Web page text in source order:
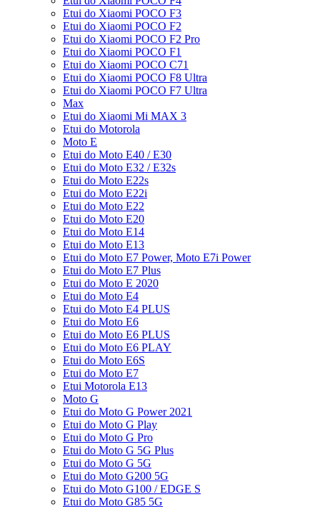
Etui do Xiaomi POCO F3
Etui do Xiaomi POCO F2
Etui do Xiaomi POCO F2 Pro
Etui do Xiaomi POCO F1
Etui do Xiaomi POCO C71
Etui do Xiaomi POCO F8 Ultra
Etui do Xiaomi POCO F7 Ultra
Max
Etui do Xiaomi Mi MAX 3
Etui do Motorola
Moto E
Etui do Moto E40 / E30
Etui do Moto E32 / E32s
Etui do Moto E22s
Etui do Moto E22i
Etui do Moto E22
Etui do Moto E20
Etui do Moto E14
Etui do Moto E13
Etui do Moto E7 Power, Moto E7i Power
Etui do Moto E7 Plus
Etui do Moto E 2020
Etui do Moto E4
Etui do Moto E4 PLUS
Etui do Moto E6
Etui do Moto E6 PLUS
Etui do Moto E6 PLAY
Etui do Moto E6S
Etui do Moto E7
Etui Motorola E13
Moto G
Etui do Moto G Power 2021
Etui do Moto G Play
Etui do Moto G Pro
Etui do Moto G 5G Plus
Etui do Moto G 5G
Etui do Moto G200 5G
Etui do Moto G100 / EDGE S
Etui do Moto G85 5G